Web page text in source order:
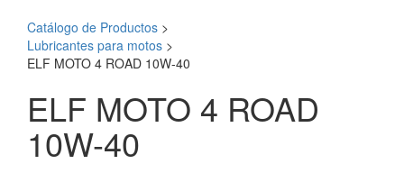
Catálogo de Productos >
Lubricantes para motos >
ELF MOTO 4 ROAD 10W-40
ELF MOTO 4 ROAD
10W-40